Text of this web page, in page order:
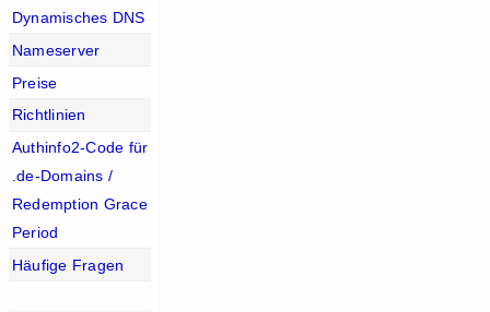
Dynamisches DNS
Nameserver
Preise
Richtlinien
Authinfo2-Code für
.de-Domains /
Redemption Grace
Period
Häufige Fragen